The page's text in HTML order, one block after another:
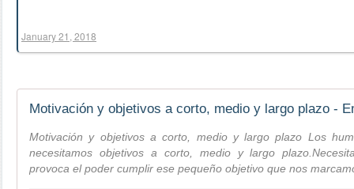
January 21, 2018
Motivación y objetivos a corto, medio y largo plazo -
Motivación y objetivos a corto, medio y largo plazo Los
necesitamos objetivos a corto, medio y largo
provoca el poder cumplir ese pequeño objetivo que nos